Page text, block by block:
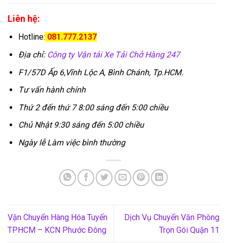
Liên hệ:
Hotline: 081.777.2137
Địa chỉ: Công ty Vận tải Xe Tải Chở Hàng 247
F1/57D Ấp 6,Vĩnh Lộc A, Bình Chánh, Tp.HCM.
Tư vấn hành chính
Thứ 2 đến thứ 7 8:00 sáng đến 5:00 chiều
Chủ Nhật 9:30 sáng đến 5:00 chiều
Ngày lễ Làm việc bình thường
Vận Chuyển Hàng Hóa Tuyến
TPHCM – KCN Phước Đông
Dịch Vụ Chuyển Văn Phòng
Trọn Gói Quận 11